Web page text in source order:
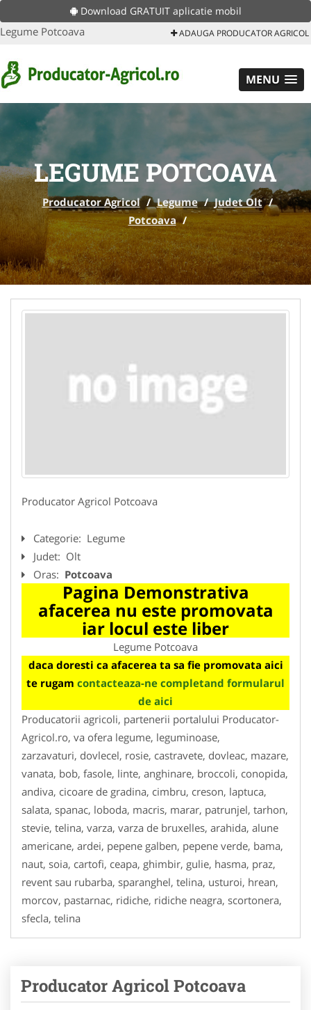
Download GRATUIT aplicatie mobil
Legume Potcoava ADAUGA PRODUCATOR AGRICOL
MENU
LEGUME POTCOAVA
Producator Agricol / Legume / Judet Olt /
Potcoava /
Producator Agricol Potcoava
Categorie: Legume
Judet: Olt
Oras: Potcoava
Pagina Demonstrativa
afacerea nu este promovata
iar locul este liber
Legume Potcoava
daca doresti ca afacerea ta sa fie promovata aici
te rugam contacteaza-ne completand formularul
de aici
Producatorii agricoli, partenerii portalului Producator-
Agricol.ro, va ofera legume, leguminoase,
zarzavaturi, dovlecel, rosie, castravete, dovleac, mazare,
vanata, bob, fasole, linte, anghinare, broccoli, conopida,
andiva, cicoare de gradina, cimbru, creson, laptuca,
salata, spanac, loboda, macris, marar, patrunjel, tarhon,
stevie, telina, varza, varza de bruxelles, arahida, alune
americane, ardei, pepene galben, pepene verde, bama,
naut, soia, cartofi, ceapa, ghimbir, gulie, hasma, praz,
revent sau rubarba, sparanghel, telina, usturoi, hrean,
morcov, pastarnac, ridiche, ridiche neagra, scortonera,
sfecla, telina
Producator Agricol Potcoava